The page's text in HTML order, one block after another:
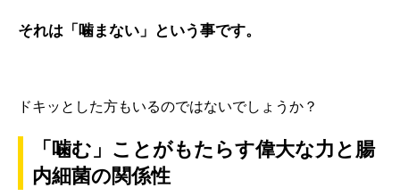
それは「噛まない」という事です。
ドキッとした方もいるのではないでしょうか？
「噛む」ことがもたらす偉大な力と腸
内細菌の関係性